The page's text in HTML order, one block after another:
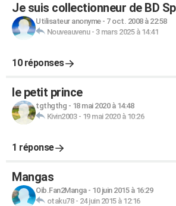
Je suis collectionneur de BD
Utilisateur anonyme- 7 oct. 2008 à 22:58
Nouveauvenu- 3 mars 2025 à 14:41
10 réponses
le petit prince
tgthgthg - 18 mai 2020 à 14:48
Kivin2003- 19 mai 2020 à 10:26
1 réponse
Mangas
Oib.Fan2Manga- 10 juin 2015 à 16:29
otaku78- 24 juin 2015 à 12:16